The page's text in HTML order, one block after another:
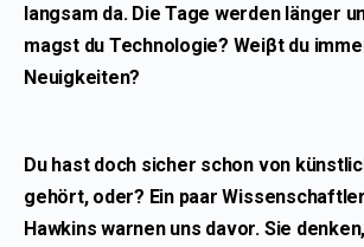
langsam da. Die Tage werden länger
magst du Technologie? Weiβt du
Neuigkeiten?
Du hast doch sicher schon von
gehört, oder? Ein paar
Hawkins warnen uns davor. Sie